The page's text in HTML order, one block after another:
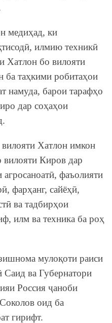
медиҳад, ки
илмию техникӣ
Хатлон бо вилояти
таҳкими робитаҳои
намуда, барои тарафҳо
дар соҳаҳои
Хатлон имкон
Киров дар
агросаноатӣ, фаъолияти
фарҳанг, сайёҳӣ,
ва тадбирҳои
илм ва техника ба роҳ
мулоқоти раиси
Саид ва Губернатори
Россия ҷаноби
оид ба
гирифт.